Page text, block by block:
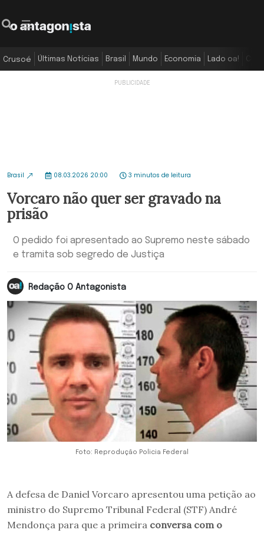
Crusoé Últimas Notícias Brasil Mundo Economia Lado oa!
Brasil 08.03.2026 20:00 3 minutos de leitura
Vorcaro não quer ser gravado na
prisão
O pedido foi apresentado ao Supremo neste sábado
e tramita sob segredo de Justiça
Redação O Antagonista
Foto: Reprodução Policia Federal
A defesa de Daniel Vorcaro apresentou uma petição ao
ministro do Supremo Tribunal Federal (STF) André
Mendonça para que a primeira conversa com o